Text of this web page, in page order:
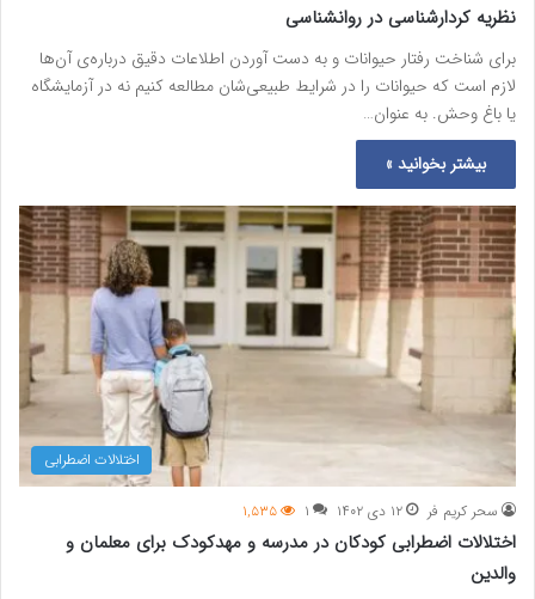
نظریه کردارشناسی در روانشناسی
برای شناخت رفتار حیوانات و به دست آوردن اطلاعات دقیق درباره‌ی آن‌ها
لازم است که حیوانات را در شرایط طبیعی‌شان مطالعه کنیم نه در آزمایشگاه
یا باغ وحش. به عنوان…
بیشتر بخوانید »
اختلالات اضطرابی
سحر کریم فر ۱۲ دی ۱۴۰۲ ۱ ۱,۵۳۵
اختلالات اضطرابی کودکان در مدرسه و مهدکودک برای معلمان و
والدین